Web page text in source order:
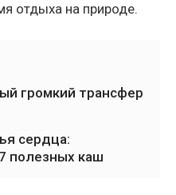
отдыха на природе.
громкий трансфер
сердца:
полезных каш